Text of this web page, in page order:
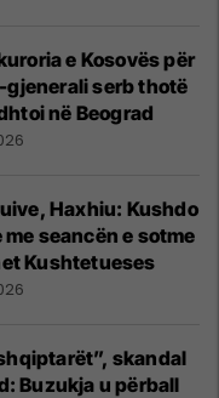
e Kosovës për
serb thotë
në Beograd
Haxhiu: Kushdo
seancën e sotme
Kushtetueses
skandal
Buzukja u përball